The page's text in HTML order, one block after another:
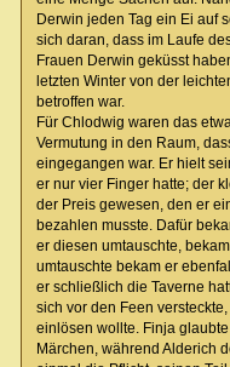
Derwin jeden Tag ein Ei auf
sich daran, dass im Laufe
Frauen Derwin geküsst
letzten Winter von der
betroffen war.
Für Chlodwig waren das
Vermutung in den Raum,
eingegangen war. Er hielt
er nur vier Finger hatte; der
der Preis gewesen, den er
bezahlen musste. Dafür
er diesen umtauschte,
umtauschte bekam er
er schließlich die Taverne
sich vor den Feen
einlösen wollte. Finja
Märchen, während Alderich